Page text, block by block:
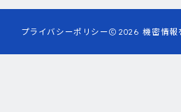
プライバシーポリシー 2026 機密情報